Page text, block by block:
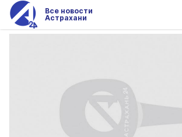
Все новости
Астрахани